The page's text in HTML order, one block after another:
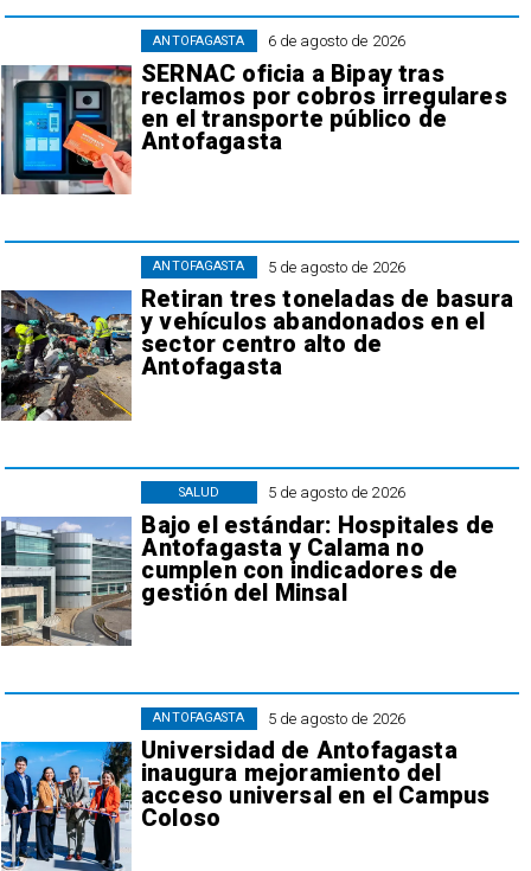
6 de agosto de 2026
SERNAC oficia a Bipay tras
reclamos por cobros irregulares
en el transporte público de
Antofagasta
ANTOFAGASTA
5 de agosto de 2026
Retiran tres toneladas de basura
y vehículos abandonados en el
sector centro alto de
Antofagasta
ANTOFAGASTA
5 de agosto de 2026
Bajo el estándar: Hospitales de
Antofagasta y Calama no
cumplen con indicadores de
gestión del Minsal
SALUD
5 de agosto de 2026
Universidad de Antofagasta
inaugura mejoramiento del
acceso universal en el Campus
Coloso
ANTOFAGASTA